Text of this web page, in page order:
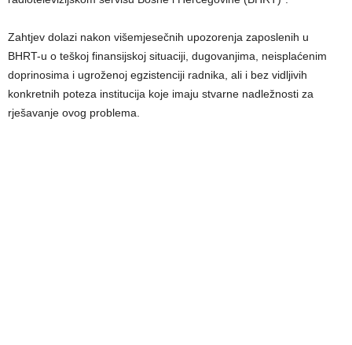
Zahtjev dolazi nakon višemjesečnih upozorenja zaposlenih u
BHRT-u o teškoj finansijskoj situaciji, dugovanjima, neisplaćenim
doprinosima i ugroženoj egzistenciji radnika, ali i bez vidljivih
konkretnih poteza institucija koje imaju stvarne nadležnosti za
rješavanje ovog problema.